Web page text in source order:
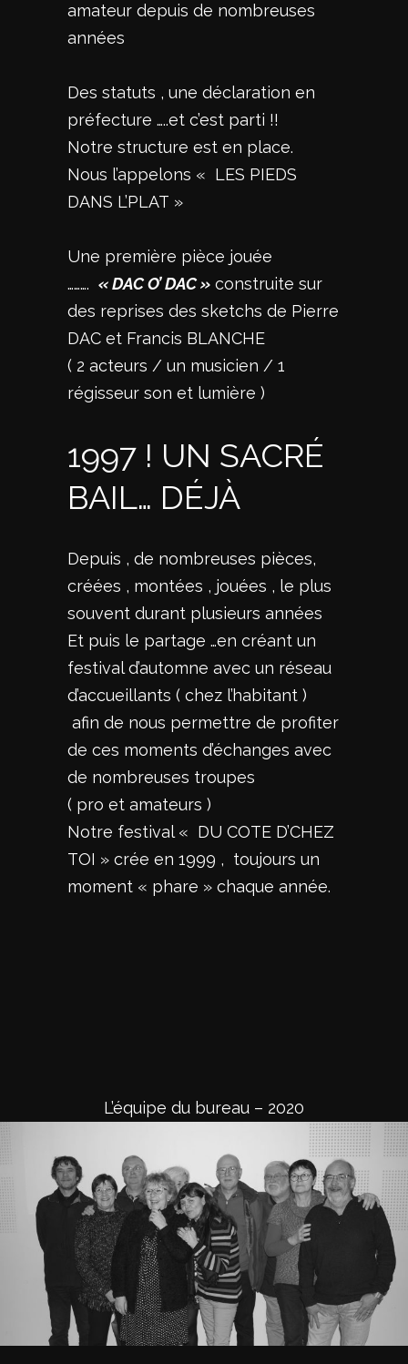
amateur depuis de nombreuses
années
Des statuts , une déclaration en
préfecture …..et c’est parti !!
Notre structure est en place.
Nous l’appelons « LES PIEDS
DANS L’PLAT »
Une première pièce jouée
………. « DAC O’ DAC » construite sur
des reprises des sketchs de Pierre
DAC et Francis BLANCHE
( 2 acteurs / un musicien / 1
régisseur son et lumière )
1997 ! UN SACRÉ
BAIL… DÉJÀ
Depuis , de nombreuses pièces,
créées , montées , jouées , le plus
souvent durant plusieurs années
Et puis le partage …en créant un
festival d’automne avec un réseau
d’accueillants ( chez l’habitant )
afin de nous permettre de profiter
de ces moments d’échanges avec
de nombreuses troupes
( pro et amateurs )
Notre festival « DU COTE D’CHEZ
TOI » crée en 1999 , toujours un
moment « phare » chaque année.
L’équipe du bureau – 2020